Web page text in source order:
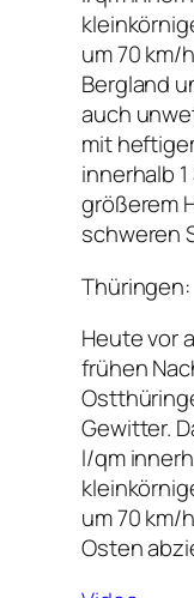
um 70 km/
Bergland
auch
mit
innerhalb
größerem
schweren
Thüringen:
Heute vor
frühen
Gewitter.
l/qm
um 70 km/
Osten